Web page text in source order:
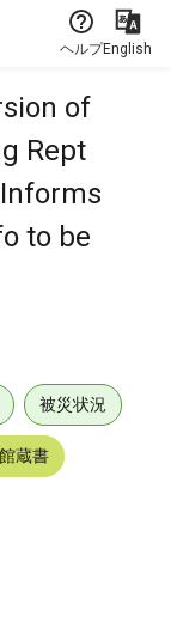
ヘルプEnglish
of
Rept
to be
被災状況
蔵書